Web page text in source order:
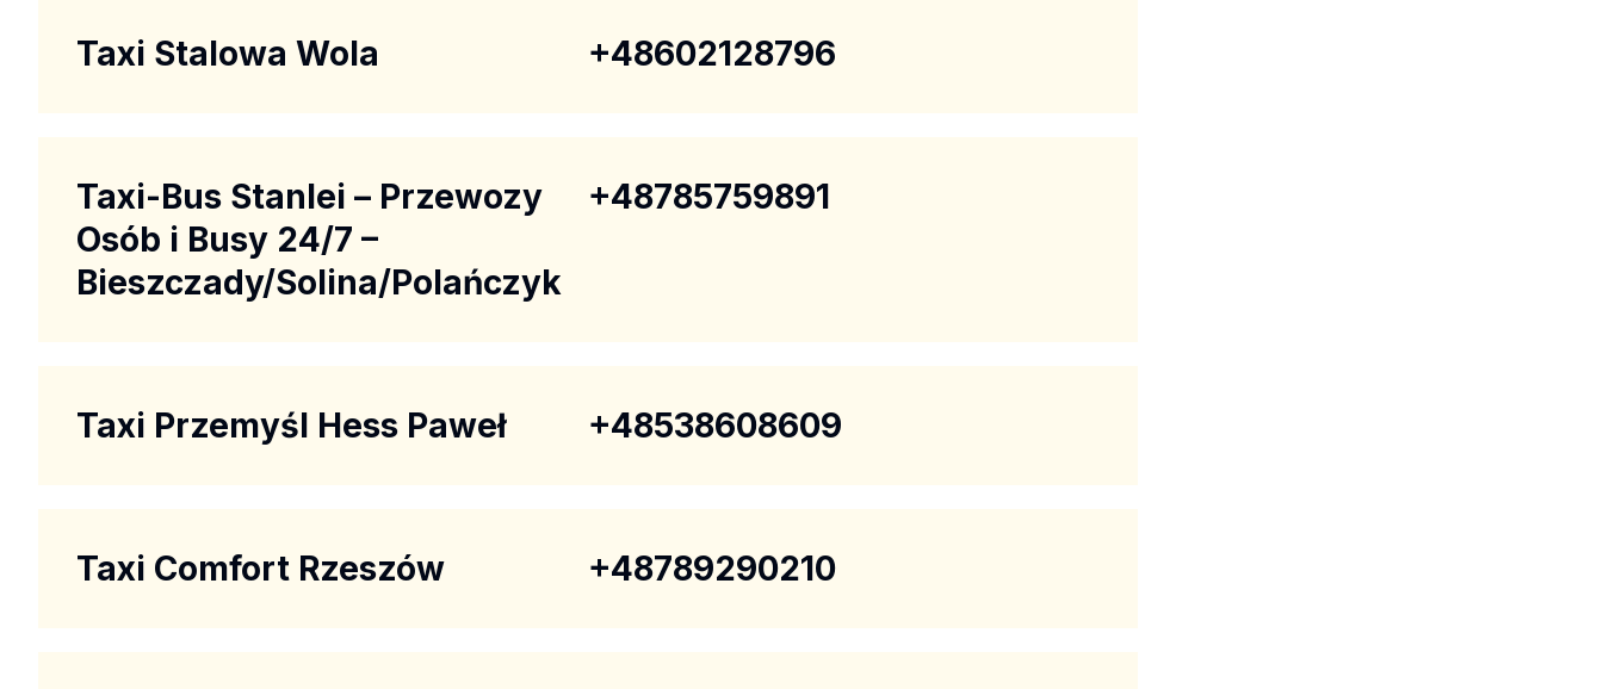
Taxi Stalowa Wola +48602128796
Taxi-Bus Stanlei – Przewozy
Osób i Busy 24/7 –
Bieszczady/Solina/Polańczyk
+48785759891
Taxi Przemyśl Hess Paweł +48538608609
Taxi Comfort Rzeszów +48789290210